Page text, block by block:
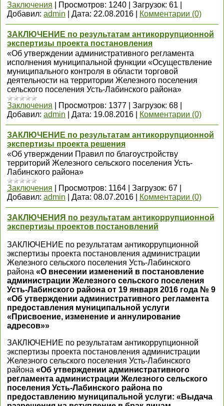
Заключения Просмотров: 1240 Загрузок: 61
Добавил: admin Дата: 22.08.2016 Комментарии (0)
ЗАКЛЮЧЕНИЕ по результатам антикоррупционной
экспертизы проекта постановления
«Об утверждении административного регламента
исполнения муниципальной функции «Осуществление
муниципального контроля в области торговой
деятельности на территории Железного поселения
сельского поселения Усть-Лабинского района»
Заключения
Просмотров: 1377 Загрузок: 68
Добавил: admin Дата: 19.08.2016 Комментарии (0)
ЗАКЛЮЧЕНИЕ по результатам антикоррупционной
экспертизы проекта решения
«Об утверждении Правил по благоустройству
территорий Железного сельского поселения Усть-
Лабинского района»
Заключения
Просмотров: 1164 Загрузок: 67
Добавил: admin Дата: 08.07.2016 Комментарии (0)
ЗАКЛЮЧЕНИЯ по результатам антикоррупционной
экспертизы проектов постановлений
ЗАКЛЮЧЕНИЕ по результатам антикоррупционной
экспертизы проекта постановления администрации
Железного сельского поселения Усть-Лабинского
района «О внесении изменений в постановление
администрации Железного сельского поселения
Усть-Лабинского района от 19 января 2016 года № 9
«Об утверждении административного регламента
предоставления муниципальной услуги
«Присвоение, изменение и аннулирование
адресов»»
ЗАКЛЮЧЕНИЕ по результатам антикоррупционной
экспертизы проекта постановления администрации
Железного сельского поселения Усть-Лабинского
района «Об утверждении административного
регламента администрации Железного сельского
поселения Усть-Лабинского района по
предоставлению муниципальной услуги: «Выдача